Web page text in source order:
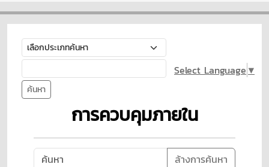
ค้นหา
Select Language ▼
การควบคุมภายใน
ล้างการค้นหา